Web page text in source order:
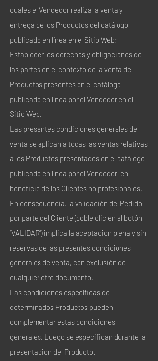
cuales el Vendedor realiza la venta y
entrega de los Productos del catálogo
publicado en línea en el Sitio Web;
Establecer los derechos y obligaciones de
las partes en el contexto de la venta de
Productos presentes en el catálogo
publicado en línea por el Vendedor en el
Sitio Web.
Las presentes condiciones generales de
venta se aplican a todas las ventas relativas
a los Productos presentados en el catálogo
publicado en línea por el Vendedor, en
beneficio de los Clientes no profesionales.
En consecuencia, la validación del Pedido
por parte del Cliente (doble clic en el botón
“VALIDAR”) implica la aceptación plena y sin
reservas de las presentes condiciones
generales de venta, con exclusión de
cualquier otro documento.
Las condiciones específicas de
determinados Productos pueden
complementar estas condiciones
generales. Luego se especifican durante la
presentación del Producto.